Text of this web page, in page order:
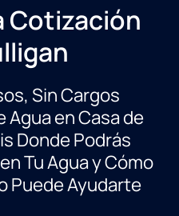
Cotización
Sin Cargos
Agua en Casa de
Donde Podrás
Tu Agua y Cómo
Puede Ayudarte